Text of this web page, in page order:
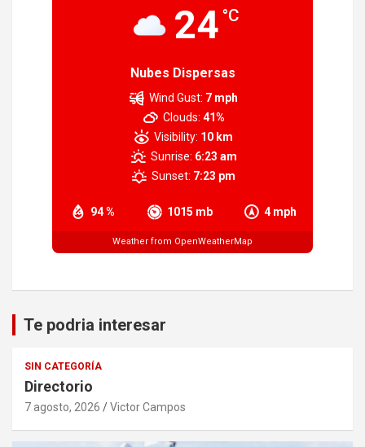
24 °C
Nubes Dispersas
94 % 1015 mb 4 mph
Wind Gust: 7 mph
Clouds: 41%
Visibility: 10 km
Sunrise: 6:23 am
Sunset: 7:23 pm
Weather from OpenWeatherMap
Te podria interesar
SIN CATEGORÍA
Directorio
7 agosto, 2026 Victor Campos